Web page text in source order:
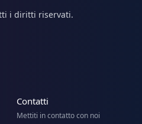
i diritti riservati.
Contatti
Mettiti in contatto con noi